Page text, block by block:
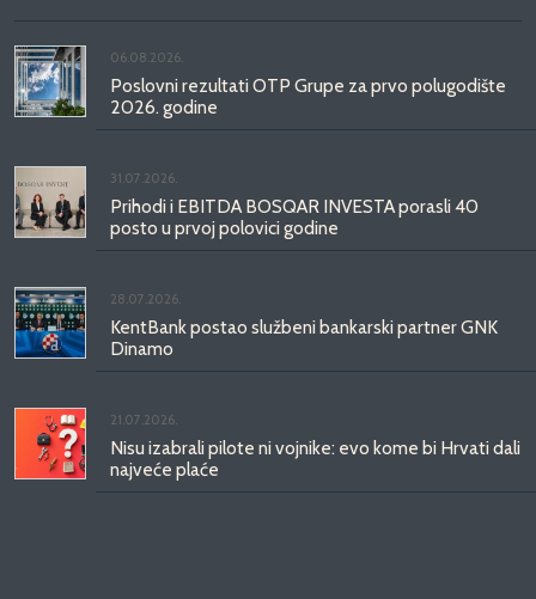
06.08.2026.
Poslovni rezultati OTP Grupe za prvo polugodište
2026. godine
31.07.2026.
Prihodi i EBITDA BOSQAR INVESTA porasli 40
posto u prvoj polovici godine
28.07.2026.
KentBank postao službeni bankarski partner GNK
Dinamo
21.07.2026.
Nisu izabrali pilote ni vojnike: evo kome bi Hrvati dali
najveće plaće